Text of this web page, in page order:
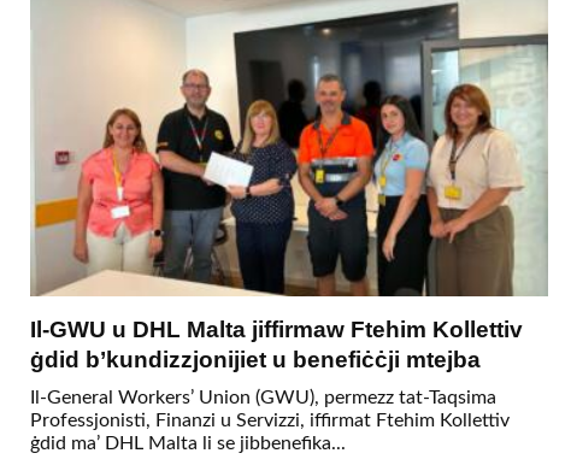
Il-GWU u DHL Malta jiffirmaw Ftehim Kollettiv
ġdid b’kundizzjonijiet u benefiċċji mtejba
Il-General Workers’ Union (GWU), permezz tat-Taqsima
Professjonisti, Finanzi u Servizzi, iffirmat Ftehim Kollettiv
ġdid ma’ DHL Malta li se jibbenefika...